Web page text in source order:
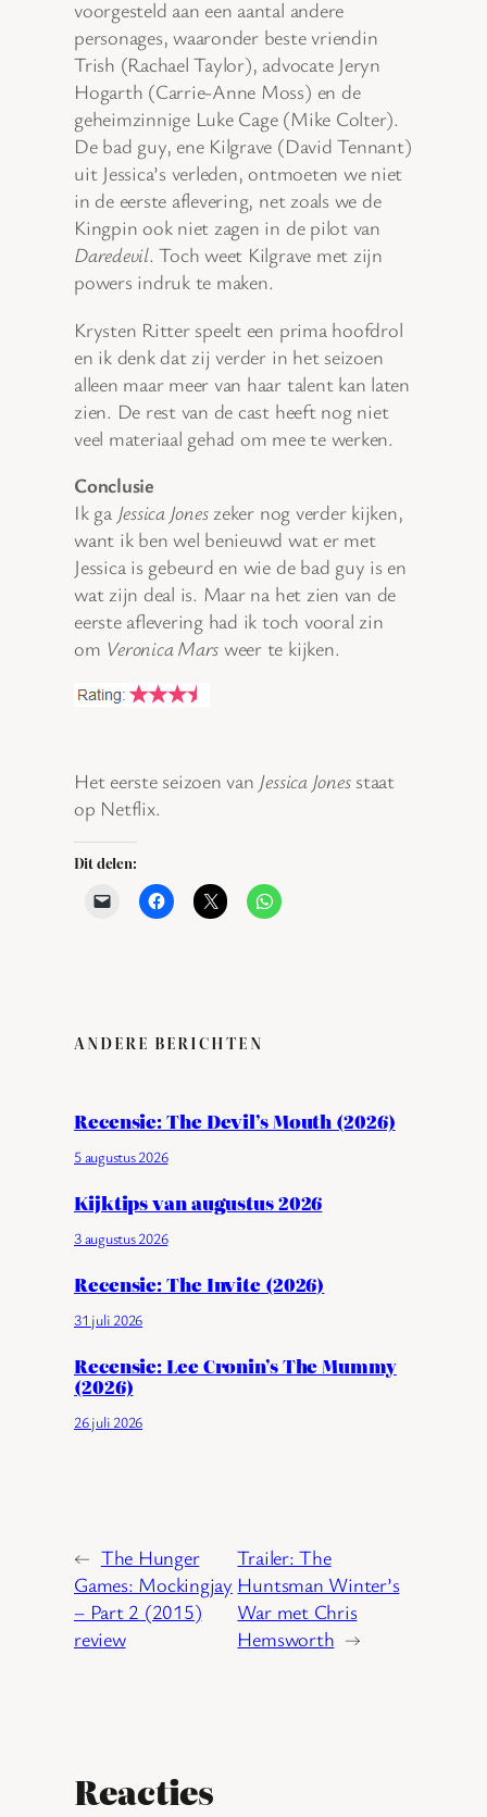
voorgesteld aan een aantal andere
personages, waaronder beste vriendin
Trish (Rachael Taylor), advocate Jeryn
Hogarth (Carrie-Anne Moss) en de
geheimzinnige Luke Cage (Mike Colter).
De bad guy, ene Kilgrave (David Tennant)
uit Jessica’s verleden, ontmoeten we niet
in de eerste aflevering, net zoals we de
Kingpin ook niet zagen in de pilot van
Daredevil. Toch weet Kilgrave met zijn
powers indruk te maken.
Krysten Ritter speelt een prima hoofdrol
en ik denk dat zij verder in het seizoen
alleen maar meer van haar talent kan laten
zien. De rest van de cast heeft nog niet
veel materiaal gehad om mee te werken.
Conclusie
Ik ga Jessica Joneszeker nog verder kijken,
want ik ben wel benieuwd wat er met
Jessica is gebeurd en wie de bad guy is en
wat zijn deal is. Maar na het zien van de
eerste aflevering had ik toch vooral zin
om Veronica Mars weer te kijken.
Het eerste seizoen van Jessica Jonesstaat
op Netflix.
Dit delen:
ANDERE BERICHTEN
Recensie: The Devil’s Mouth (2026)
5 augustus 2026
Kijktips van augustus 2026
3 augustus 2026
Recensie: The Invite (2026)
31 juli 2026
Recensie: Lee Cronin’s The Mummy
(2026)
26 juli 2026
← The Hunger
Games: Mockingjay
– Part 2 (2015)
review
Trailer: The
Huntsman Winter’s
War met Chris
Hemsworth →
Reacties